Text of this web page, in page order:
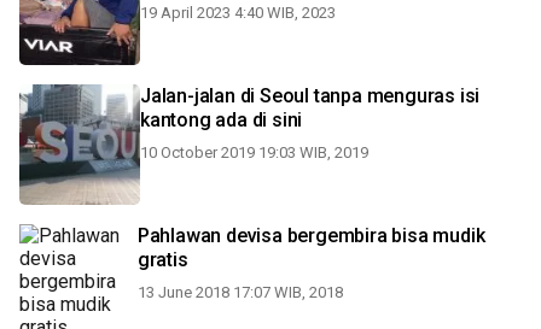
19 April 2023 4:40 WIB, 2023
Jalan-jalan di Seoul tanpa menguras isi
kantong ada di sini
10 October 2019 19:03 WIB, 2019
Pahlawan devisa bergembira bisa mudik
gratis
13 June 2018 17:07 WIB, 2018